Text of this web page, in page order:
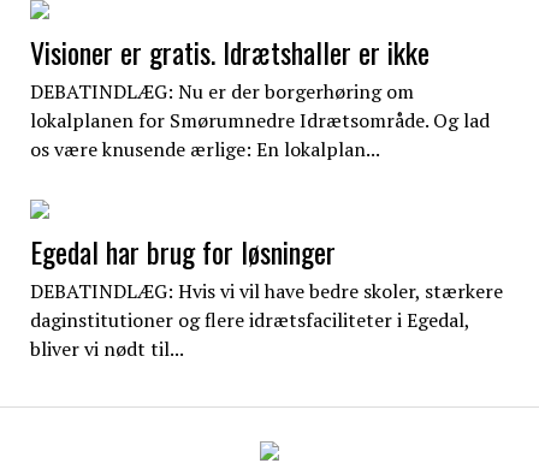
Visioner er gratis. Idrætshaller er ikke
DEBATINDLÆG: Nu er der borgerhøring om
lokalplanen for Smørumnedre Idrætsområde. Og lad
os være knusende ærlige: En lokalplan...
Egedal har brug for løsninger
DEBATINDLÆG: Hvis vi vil have bedre skoler, stærkere
daginstitutioner og flere idrætsfaciliteter i Egedal,
bliver vi nødt til...
EgedalPosten